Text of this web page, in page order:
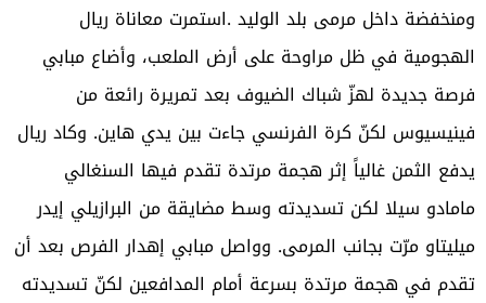
ومنخفضة داخل مرمى بلد الوليد .استمرت معاناة ريال
الهجومية في ظل مراوحة على أرض الملعب، وأضاع مبابي
فرصة جديدة لهزّ شباك الضيوف بعد تمريرة رائعة من
فينيسيوس لكنّ كرة الفرنسي جاءت بين يدي هاين. وكاد ريال
يدفع الثمن غالياً إثر هجمة مرتدة تقدم فيها السنغالي
مامادو سيلا لكن تسديدته وسط مضايقة من البرازيلي إيدر
ميليتاو مرّت بجانب المرمى. وواصل مبابي إهدار الفرص بعد أن
تقدم في هجمة مرتدة بسرعة أمام المدافعين لكنّ تسديدته